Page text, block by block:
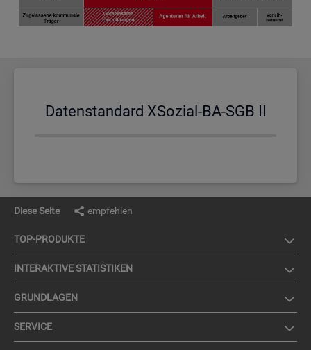
Da­ten­stan­dard XSo­zi­al-BA-SGB II
Diese Seite empfehlen
TOP-PRO­DUK­TE
IN­TER­AK­TI­VE STA­TIS­TI­KEN
GRUND­LA­GEN
SER­VICE